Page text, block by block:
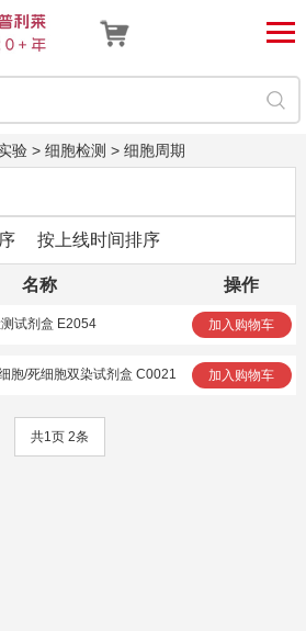
验> 细胞检测 > 细胞周期
按上线时间排序
名称 操作
试剂盒 E2054 加入购物车
胞/死细胞双染试剂盒 C0021 加入购物车
共1页 2条